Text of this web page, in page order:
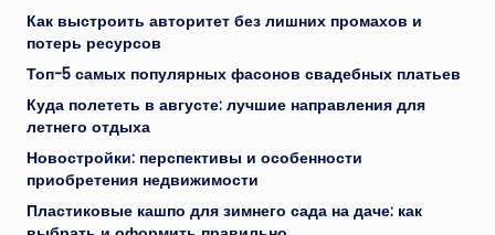
Как выстроить авторитет без лишних промахов и
потерь ресурсов
Топ-5 самых популярных фасонов свадебных платьев
Куда полететь в августе: лучшие направления для
летнего отдыха
Новостройки: перспективы и особенности
приобретения недвижимости
Пластиковые кашпо для зимнего сада на даче: как